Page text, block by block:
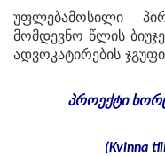
უფლებამოსილი
მომდევნო წლის
ადვოკატირების
პროექტი
(Kvinna